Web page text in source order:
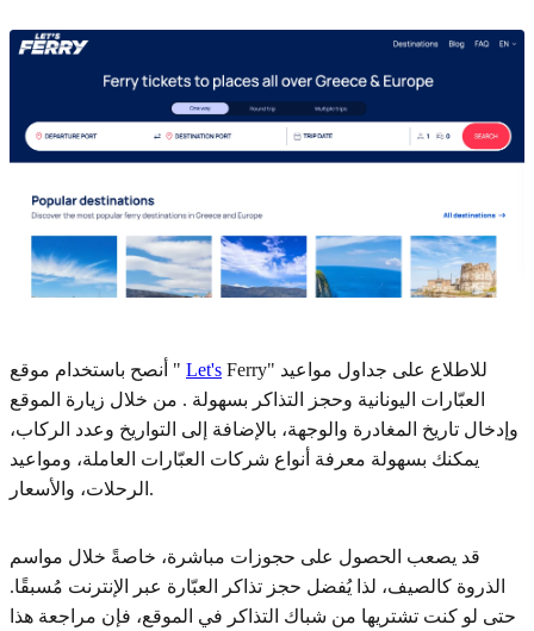
أنصح باستخدام موقع " Let's Ferry" للاطلاع على جداول مواعيد
العبّارات اليونانية وحجز التذاكر بسهولة . من خلال زيارة الموقع
وإدخال تاريخ المغادرة والوجهة، بالإضافة إلى التواريخ وعدد الركاب،
يمكنك بسهولة معرفة أنواع شركات العبّارات العاملة، ومواعيد
الرحلات، والأسعار.
قد يصعب الحصول على حجوزات مباشرة، خاصةً خلال مواسم
الذروة كالصيف، لذا يُفضل حجز تذاكر العبّارة عبر الإنترنت مُسبقًا.
حتى لو كنت تشتريها من شباك التذاكر في الموقع، فإن مراجعة هذا